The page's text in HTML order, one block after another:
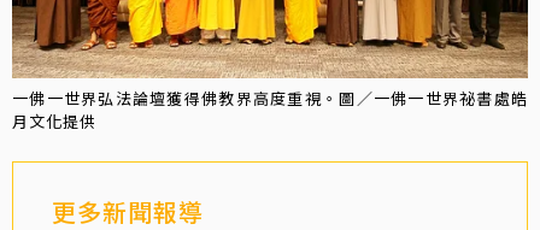
一佛一世界弘法論壇獲得佛教界高度重視。圖／一佛一世界祕書處皓
月文化提供
更多新聞報導